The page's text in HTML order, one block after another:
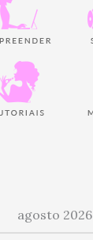
agosto 2026